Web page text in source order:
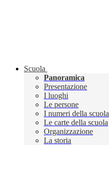
Scuola
Panoramica
Presentazione
I luoghi
Le persone
I numeri della scuola
Le carte della scuola
Organizzazione
La storia